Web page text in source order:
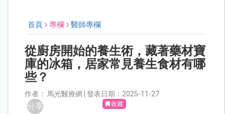
首頁 專欄 醫師專欄
從廚房開始的養生術，藏著藥材寶
庫的冰箱，居家常見養生食材有哪
些？
作者： 馬光醫療網 | 發表日期：2025-11-27
分享 收藏